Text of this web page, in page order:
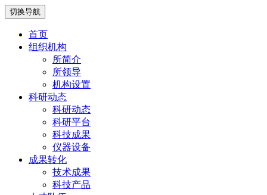
切换导航
首页
组织机构
所简介
所领导
机构设置
科研动态
科研动态
科研平台
科技成果
仪器设备
成果转化
技术成果
科技产品